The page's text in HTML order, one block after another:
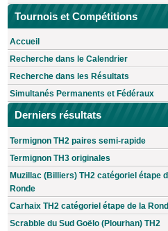
Tournois et Compétitions
Accueil
Recherche dans le Calendrier
Recherche dans les Résultats
Simultanés Permanents et Fédéraux
Derniers résultats
Termignon TH2 paires semi-rapide
Termignon TH3 originales
Muzillac (Billiers) TH2 catégoriel étape
Ronde
Carhaix TH2 catégoriel étape de la
Scrabble du Sud Goëlo (Plourhan) TH2